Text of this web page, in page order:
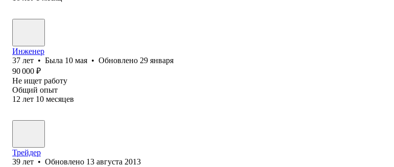
Инженер
37 лет • Была 10 мая • Обновлено 29 января
90 000 ₽
Не ищет работу
Общий опыт
12 лет 10 месяцев
Трейдер
39 лет • Обновлено 13 августа 2013